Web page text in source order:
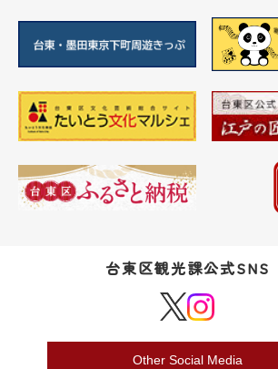
台東区観光課公式SNS
Other Social Media